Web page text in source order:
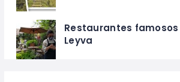
Restaurantes
Leyva